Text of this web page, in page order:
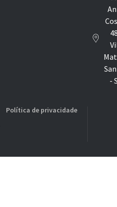
-
Política de privacidade